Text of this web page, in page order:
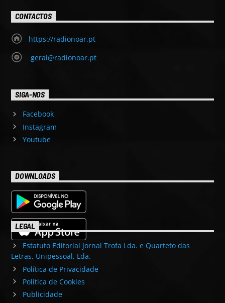
CONTACTOS
https://radionoar.pt
geral@radionoar.pt
SIGA-NOS
Facebook
Instagram
Youtube
DOWNLOADS
LEGAL
Estatuto Editorial Jornal Trofa Lda. e Quarteto das
Letras, Unipessoal, Lda.
Política de Privacidade
Política de Cookies
Publicidade